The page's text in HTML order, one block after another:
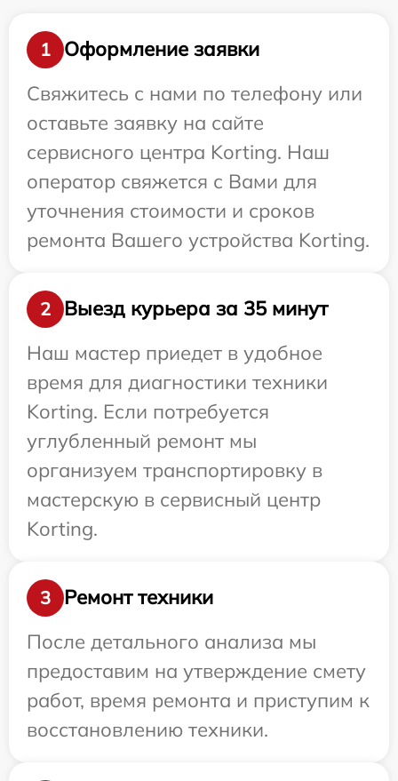
1
Оформление заявки
Свяжитесь с нами по телефону или
оставьте заявку на сайте
сервисного центра Korting. Наш
оператор свяжется с Вами для
уточнения стоимости и сроков
ремонта Вашего устройства Korting.
2
Выезд курьера за 35 минут
Наш мастер приедет в удобное
время для диагностики техники
Korting. Если потребуется
углубленный ремонт мы
организуем транспортировку в
мастерскую в сервисный центр
Korting.
3
Ремонт техники
После детального анализа мы
предоставим на утверждение смету
работ, время ремонта и приступим к
восстановлению техники.